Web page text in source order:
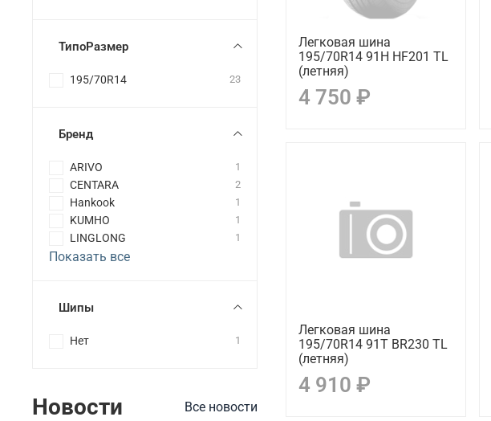
Легковая шина
195/70R14 91H HF201 TL
(летняя)
4 750 ₽
Легковая шина
195/70R14 91T BR230 TL
(летняя)
4 910 ₽
ТипоРазмер
195/70R14 23
Бренд
ARIVO 1
CENTARA 2
Hankook 1
KUMHO 1
LINGLONG 1
Показать все
Шипы
Нет 1
Новости Все новости